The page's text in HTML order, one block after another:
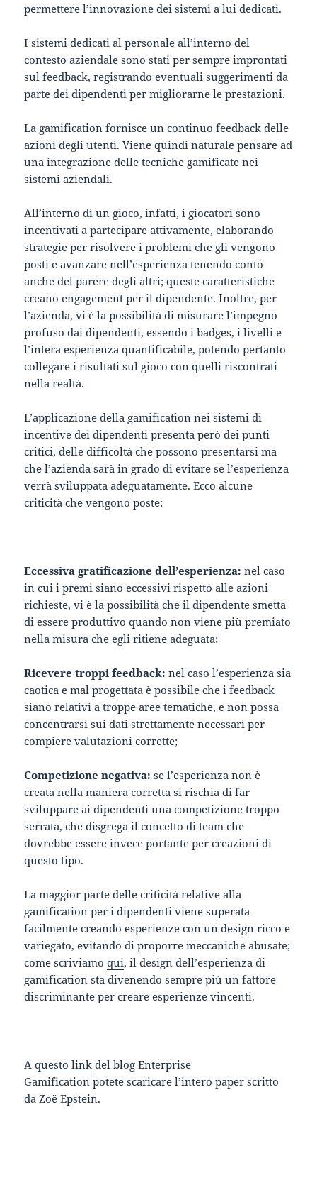
permettere l’innovazione dei sistemi a lui dedicati.
I sistemi dedicati al personale all’interno del
contesto aziendale sono stati per sempre improntati
sul feedback, registrando eventuali suggerimenti da
parte dei dipendenti per migliorarne le prestazioni.
La gamification fornisce un continuo feedback delle
azioni degli utenti. Viene quindi naturale pensare ad
una integrazione delle tecniche gamificate nei
sistemi aziendali.
All’interno di un gioco, infatti, i giocatori sono
incentivati a partecipare attivamente, elaborando
strategie per risolvere i problemi che gli vengono
posti e avanzare nell’esperienza tenendo conto
anche del parere degli altri; queste caratteristiche
creano engagement per il dipendente. Inoltre, per
l’azienda, vi è la possibilità di misurare l’impegno
profuso dai dipendenti, essendo i badges, i livelli e
l’intera esperienza quantificabile, potendo pertanto
collegare i risultati sul gioco con quelli riscontrati
nella realtà.
L’applicazione della gamification nei sistemi di
incentive dei dipendenti presenta però dei punti
critici, delle difficoltà che possono presentarsi ma
che l’azienda sarà in grado di evitare se l’esperienza
verrà sviluppata adeguatamente. Ecco alcune
criticità che vengono poste:
Eccessiva gratificazione dell’esperienza: nel caso
in cui i premi siano eccessivi rispetto alle azioni
richieste, vi è la possibilità che il dipendente smetta
di essere produttivo quando non viene più premiato
nella misura che egli ritiene adeguata;
Ricevere troppi feedback: nel caso l’esperienza sia
caotica e mal progettata è possibile che i feedback
siano relativi a troppe aree tematiche, e non possa
concentrarsi sui dati strettamente necessari per
compiere valutazioni corrette;
Competizione negativa: se l’esperienza non è
creata nella maniera corretta si rischia di far
sviluppare ai dipendenti una competizione troppo
serrata, che disgrega il concetto di team che
dovrebbe essere invece portante per creazioni di
questo tipo.
La maggior parte delle criticità relative alla
gamification per i dipendenti viene superata
facilmente creando esperienze con un design ricco e
variegato, evitando di proporre meccaniche abusate;
come scriviamoqui, il design dell’esperienza di
gamification sta divenendo sempre più un fattore
discriminante per creare esperienze vincenti.
Aquesto link del blog Enterprise
Gamification potete scaricare l’intero paper scritto
da Zoë Epstein.